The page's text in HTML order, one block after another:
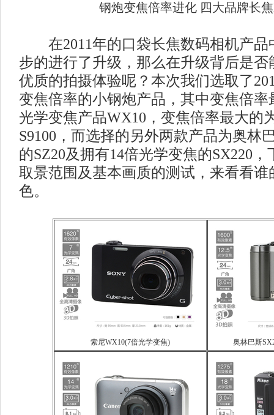
钢炮变焦倍率进化 四大品牌长
在2011年的口袋长焦数码相机产品
步的进行了升级，那么在升级背后是否
优质的拍摄体验呢？本次我们选取了
变焦倍率的小钢炮产品，其中变焦倍率
光学变焦产品WX10，变焦倍率最大的
S9100，而选择的另外两款产品为奥林
的SZ20及拥有14倍光学变焦的SX220
取景范围及基本画质的测试，来看看谁
色。
索尼WX10(7倍光学变焦) 奥林巴斯